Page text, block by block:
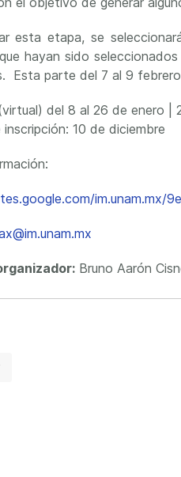
esta etapa, se
hayan sido
Esta parte del 7 al 9
del 8 al 26 de enero |
inscripción: 10 de diciembre
im.unam.mx/
Bruno Aarón
Escuelas